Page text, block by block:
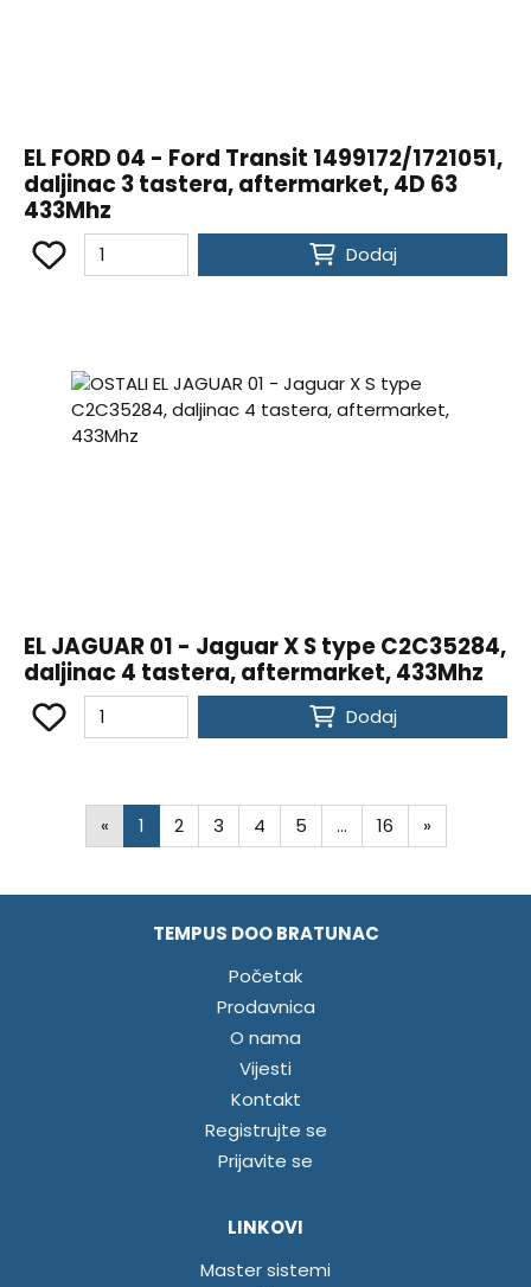
EL FORD 04 - Ford Transit 1499172/1721051,
daljinac 3 tastera, aftermarket, 4D 63
433Mhz
Dodaj
EL JAGUAR 01 - Jaguar X S type C2C35284,
daljinac 4 tastera, aftermarket, 433Mhz
Dodaj
« 1 2 3 4 5 … 16 »
TEMPUS DOO BRATUNAC
Početak
Prodavnica
O nama
Vijesti
Kontakt
Registrujte se
Prijavite se
LINKOVI
Master sistemi